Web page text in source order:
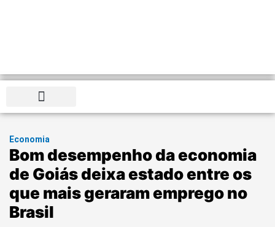
Economia
Bom desempenho da economia
de Goiás deixa estado entre os
que mais geraram emprego no
Brasil